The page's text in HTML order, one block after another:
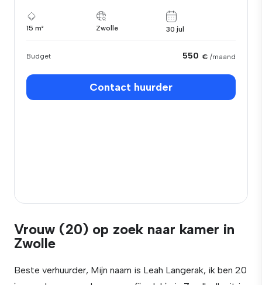
15 m² Zwolle 30 jul
Budget 550 € /maand
Contact huurder
Vrouw (20) op zoek naar kamer in
Zwolle
Beste verhuurder, Mijn naam is Leah Langerak, ik ben 20